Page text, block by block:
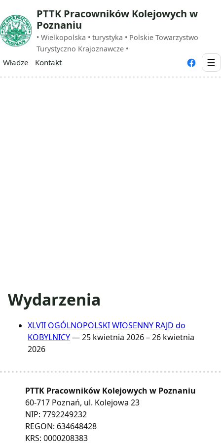
PTTK Pracowników Kolejowych w
Poznaniu
• Wielkopolska • turystyka • Polskie Towarzystwo
Turystyczno Krajoznawcze •
Władze Kontakt ☰
Wydarzenia
XLVII OGÓLNOPOLSKI WIOSENNY RAJD do
KOBYLNICY— 25 kwietnia 2026 – 26 kwietnia
2026
PTTK Pracowników Kolejowych w Poznaniu
60-717 Poznań, ul. Kolejowa 23
NIP: 7792249232
REGON: 634648428
KRS: 0000208383